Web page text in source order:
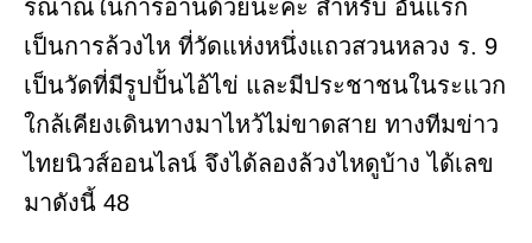
รณาณในการอ่านด้วยนะคะ สำหรับ อันแรก
เป็นการล้วงไห ที่วัดแห่งหนึ่งแถวสวนหลวง ร. 9
เป็นวัดที่มีรูปปั้นไอ้ไข่ และมีประชาชนในระแวก
ใกล้เคียงเดินทางมาไหว้ไม่ขาดสาย ทางทีมข่าว
ไทยนิวส์ออนไลน์ จึงได้ลองล้วงไหดูบ้าง ได้เลข
มาดังนี้ 48